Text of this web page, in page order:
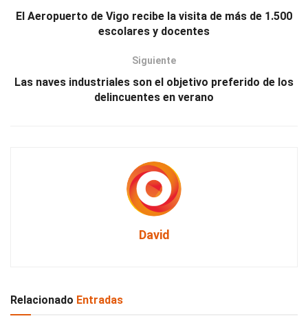
El Aeropuerto de Vigo recibe la visita de más de 1.500
escolares y docentes
Siguiente
Las naves industriales son el objetivo preferido de los
delincuentes en verano
David
Relacionado Entradas